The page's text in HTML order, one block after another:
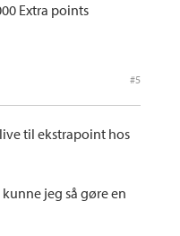
Extra points
#5
til ekstrapoint hos
jeg så gøre en